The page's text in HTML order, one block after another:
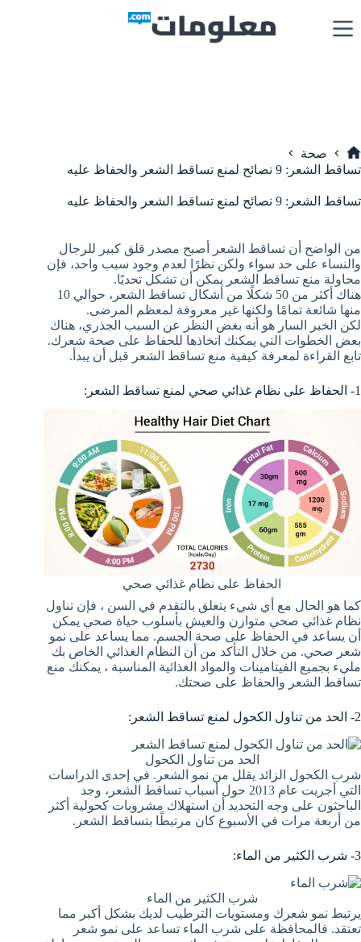
إلى
المحتوى
الرئيسية
صحة
تساقط الشعر: 9 نصائح لمنع تساقط الشعر والحفاظ عليه
تساقط الشعر: 9 نصائح لمنع تساقط الشعر والحفاظ عليه
من الواضح أن تساقط الشعر أصبح مصدر قلق كبير للرجال
والنساء على حد سواء ولكن نظرًا لعدم وجود سبب واحد، فإن
محاولة منع تساقط الشعر يمكن أن تشكل تحديًا.
هناك أكثر من 50 شكلًا من أشكال تساقط الشعر، حوالي 10
منها شائعة تمامًا ولكنها غير معروفة لمعظم المرضى.
لكن الخبر السار هو أنه بغض النظر عن السبب الجذري، هناك
بعض الخطوات التي يمكنك اتخاذها للحفاظ على صحة شعرك.
تابع القراءة لمعرفة كيفية منع تساقط الشعر قبل أن يبدأ.
1- الحفاظ على نظام غذائي صحي لمنع تساقط الشعر:
الحفاظ على نظام غذائي صحي
كما هو الحال مع أي شيء يتعلق بالتقدم في السن ، فإن تناول
نظام غذائي صحي متوازن والعيش بأسلوب حياة صحي يمكن
أن يساعد في الحفاظ على صحة الجسم. مما يساعد على نمو
شعر صحي. من خلال التأكد من أن النظام الغذائي الخاص بك
مليء بجميع الفيتامينات والمواد الغذائية المناسبة ، يمكنك منع
تساقط الشعر والحفاظ على صحتك.
2- الحد من تناول الكحول لمنع تساقط الشعر:
الحد من تناول الكحول
شرب الكحول الزائد يقلل من نمو الشعر. في إحدى الدراسات
التي أجريت عام 2013 حول أسباب تساقط الشعر، وجد
الباحثون على وجه التحديد أن استهلاك مشروبات كحولية أكثر
من أربعة مرات في الأسبوع كان مرتبطًا بتساقط الشعر.
3- شرب الكثير من الماء:
شرب الكثير من الماء
يرتبط نمو شعرك ومستويات الترطيب لديك بشكل أكبر مما
تعتقد. فالمحافظة على شرب الماء تساعد على نمو شعر